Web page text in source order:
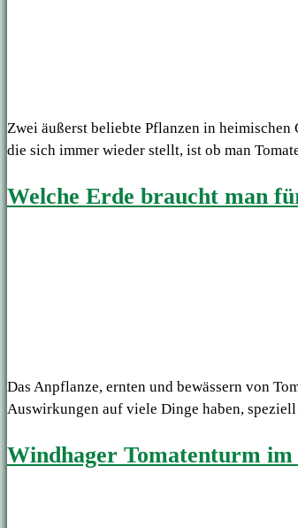
Zwei äußerst beliebte Pflanzen in heimischen
die sich immer wieder stellt, ist ob man
Welche Erde braucht man
Das Anpflanze, ernten und bewässern von
Auswirkungen auf viele Dinge haben,
Windhager Tomatenturm im